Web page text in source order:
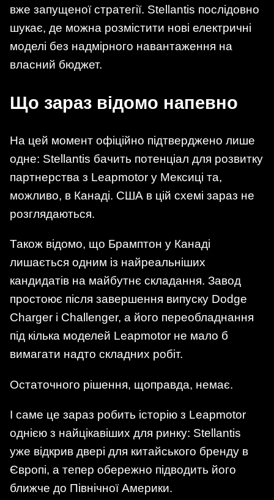
вже запущеної стратегії. Stellantis послідовно
шукає, де можна розмістити нові електричні
моделі без надмірного навантаження на
власний бюджет.
Що зараз відомо напевно
На цей момент офіційно підтверджено лише
одне: Stellantis бачить потенціал для розвитку
партнерства з Leapmotor у Мексиці та,
можливо, в Канаді. США в цій схемі зараз не
розглядаються.
Також відомо, що Брамптон у Канаді
лишається одним із найреальніших
кандидатів на майбутнє складання. Завод
простоює після завершення випуску Dodge
Charger і Challenger, а його переобладнання
під кілька моделей Leapmotor не мало б
вимагати надто складних робіт.
Остаточного рішення, щоправда, немає.
І саме це зараз робить історію з Leapmotor
однією з найцікавіших для ринку: Stellantis
уже відкрив двері для китайського бренду в
Європі, а тепер обережно підводить його
ближче до Північної Америки.